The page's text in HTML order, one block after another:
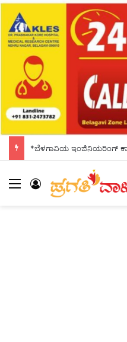
Menu Log In